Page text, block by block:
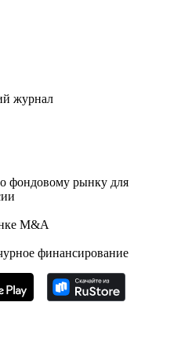
журнал
фондовому рынку для
M&A
финансирование